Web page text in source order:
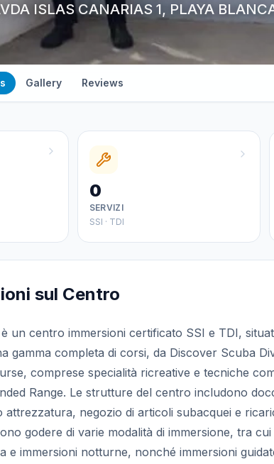
ISLAS CANARIAS 1, PLAYA
Gallery Reviews
0
SERVIZI
SSI · TDI
sul Centro
un centro immersioni certificato SSI e TDI,
gamma completa di corsi, da Discover Scuba
comprese specialità ricreative e tecniche
Range. Le strutture del centro includono
attrezzatura, negozio di articoli subacquei e
godere di varie modalità di immersione, tra
e immersioni notturne, nonché immersioni